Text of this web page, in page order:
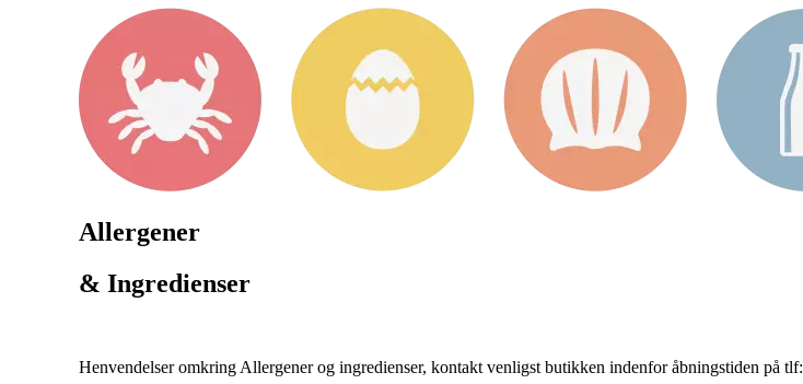
Allergener
& Ingredienser
Henvendelser omkring Allergener og ingredienser, kontakt venligst butikken indenfor åbningstiden på tlf: